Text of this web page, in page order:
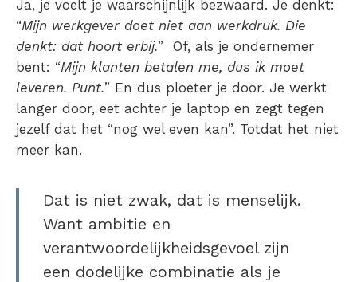
Ja, je voelt je waarschijnlijk bezwaard. Je denkt:
“Mijn werkgever doet niet aan werkdruk. Die
denkt: dat hoort erbij.” Of, als je ondernemer
bent: “Mijn klanten betalen me, dus ik moet
leveren. Punt.” En dus ploeter je door. Je werkt
langer door, eet achter je laptop en zegt tegen
jezelf dat het “nog wel even kan”. Totdat het niet
meer kan.
Dat is niet zwak, dat is menselijk.
Want ambitie en
verantwoordelijkheidsgevoel zijn
een dodelijke combinatie als je